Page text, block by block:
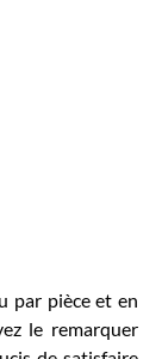
par pièce et en
le remarquer